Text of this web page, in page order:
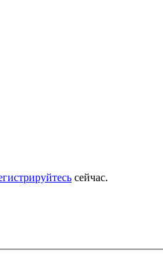
сейчас.